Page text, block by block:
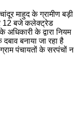
माहुद के ग्रामीण बड़ी
12 बजे कलेक्ट्रेड
के द्वारा नियम
बनाया जा रहा है
पंचायतों के सरपंचों न